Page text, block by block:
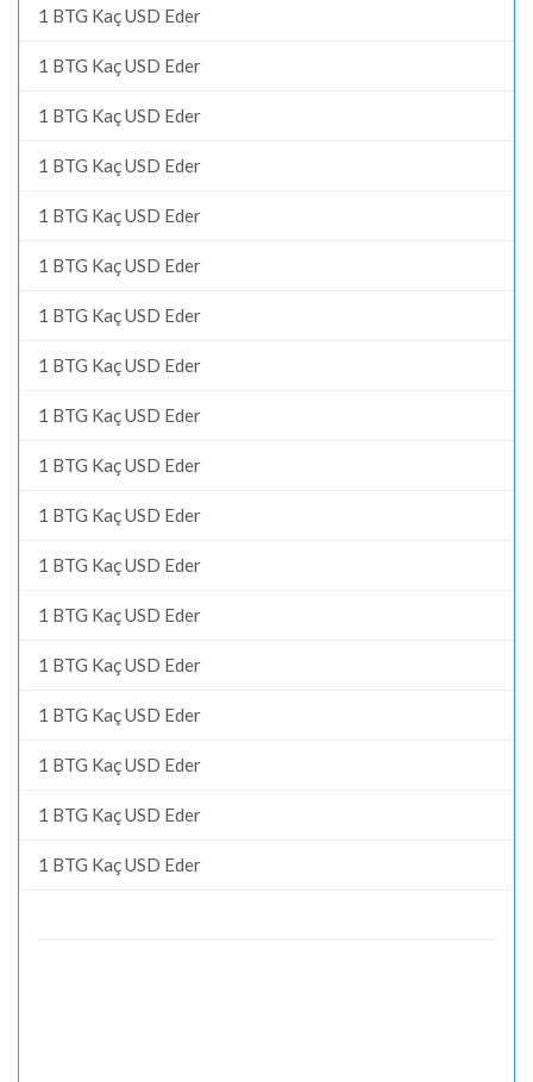
1 BTG Kaç USD Eder
1 BTG Kaç USD Eder
1 BTG Kaç USD Eder
1 BTG Kaç USD Eder
1 BTG Kaç USD Eder
1 BTG Kaç USD Eder
1 BTG Kaç USD Eder
1 BTG Kaç USD Eder
1 BTG Kaç USD Eder
1 BTG Kaç USD Eder
1 BTG Kaç USD Eder
1 BTG Kaç USD Eder
1 BTG Kaç USD Eder
1 BTG Kaç USD Eder
1 BTG Kaç USD Eder
1 BTG Kaç USD Eder
1 BTG Kaç USD Eder
1 BTG Kaç USD Eder